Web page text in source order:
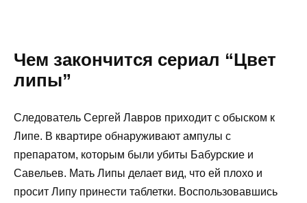
Чем закончится сериал “Цвет
липы”
Следователь Сергей Лавров приходит с обыском к
Липе. В квартире обнаруживают ампулы с
препаратом, которым были убиты Бабурские и
Савельев. Мать Липы делает вид, что ей плохо и
просит Липу принести таблетки. Воспользовавшись